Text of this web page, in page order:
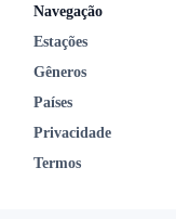
Navegação
Estações
Gêneros
Países
Privacidade
Termos